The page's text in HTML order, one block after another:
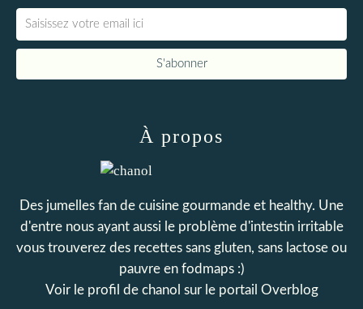
À propos
Des jumelles fan de cuisine gourmande et healthy. Une
d'entre nous ayant aussi le problème d'intestin irritable
vous trouverez des recettes sans gluten, sans lactose ou
pauvre en fodmaps :)
Voir le profil de chanol sur le portail Overblog